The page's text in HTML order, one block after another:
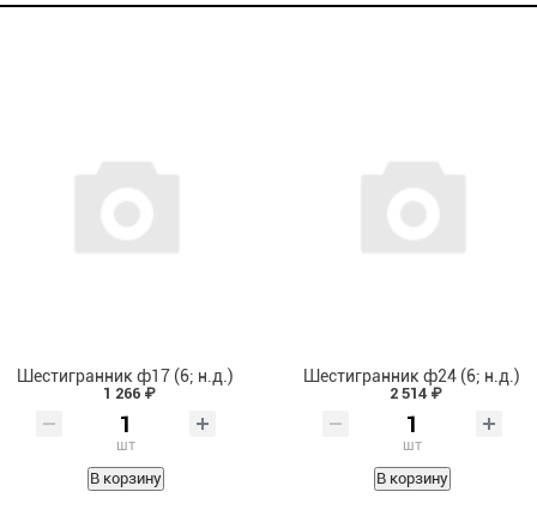
Шестигранник ф17 (6; н.д.)
1 266 ₽
шт
В корзину
Шестигранник ф24 (6; н.д.)
2 514 ₽
шт
В корзину